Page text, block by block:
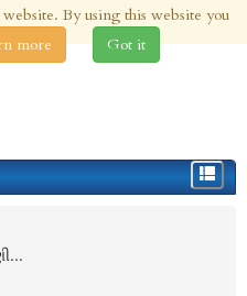
2026
Toggle
By using this website you
more Got it